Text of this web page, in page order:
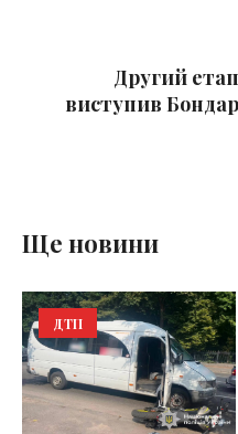
Другий
виступив
Ще новини
ДТП